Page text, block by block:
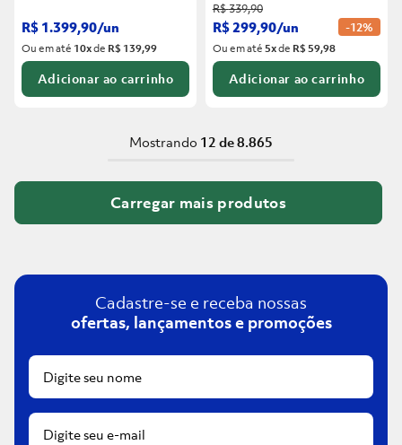
R$ 1.399,90/un
Ou em até 10xde R$ 139,99
Adicionar ao carrinho
R$339,90
R$299,90/un -12%
Ou em até5xde R$ 59,98
Adicionar ao carrinho
Mostrando 12 de 8.865
Cadastre-se e receba nossas
ofertas, lançamentos e promoções